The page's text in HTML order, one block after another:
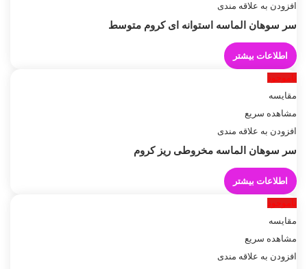
افزودن به علاقه مندی
سر سوهان الماسه استوانه ای کروم متوسط
اطلاعات بیشتر
ناموجود
مقایسه
مشاهده سریع
افزودن به علاقه مندی
سر سوهان الماسه مخروطی ریز کروم
اطلاعات بیشتر
ناموجود
مقایسه
مشاهده سریع
افزودن به علاقه مندی